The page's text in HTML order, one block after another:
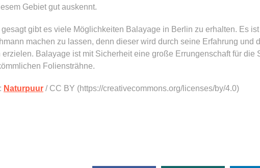
Gebiet gut auskennt.
gibt es viele Möglichkeiten Balayage in Berlin zu erhalten. Es
machen zu lassen, denn dieser wird durch seine Erfahrung
erzielen. Balayage ist mit Sicherheit eine große Errungenschaft für die
Foliensträhne.
Naturpuur / CC BY (https://creativecommons.org/licenses/by/4.0)